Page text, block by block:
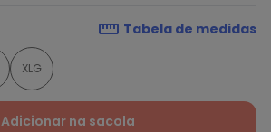
Tabela de medidas
XLG
Adicionar na sacola